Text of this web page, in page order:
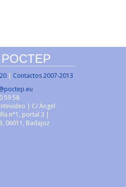
| Contactos 2007-2013
59 58
| C/ Ángel
n°1, portal 3 |
06011, Badajoz